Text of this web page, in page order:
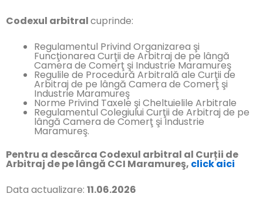
Codexul arbitralcuprinde:
Regulamentul Privind Organizarea şi
Funcţionarea Curţii de Arbitraj de pe lângă
Camera de Comerţ şi Industrie Maramureş
Regulile de Procedură Arbitrală ale Curţii de
Arbitraj de pe lângă Camera de Comerţ şi
Industrie Maramureş
Norme Privind Taxele şi Cheltuielile Arbitrale
Regulamentul Colegiului Curţii de Arbitraj de pe
lângă Camera de Comerţ şi Industrie
Maramureş.
Pentru a descărca Codexul arbitral al Curții de
Arbitraj de pe lângă CCI Maramureş, click aici
Data actualizare: 11.06.2026